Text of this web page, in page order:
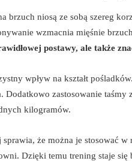
brzuch niosą ze sobą szereg
wzmacnia mięśnie
postawy, ale także
wpływ na kształt
Dodatkowo zastosowanie
kilogramów.
że można je stosować
Dzięki temu trening staje